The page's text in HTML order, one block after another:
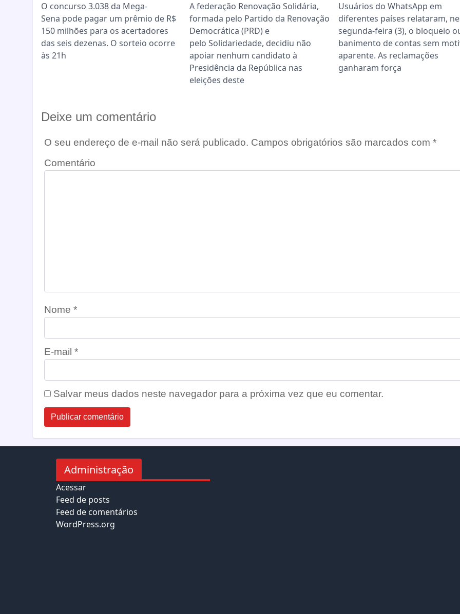
O concurso 3.038 da Mega-
Sena pode pagar um prêmio de R$
150 milhões para os acertadores
das seis dezenas. O sorteio ocorre
às 21h
A federação Renovação Solidária,
formada pelo Partido da Renovação
Democrática (PRD) e
pelo Solidariedade, decidiu não
apoiar nenhum candidato à
Presidência da República nas
eleições deste
Usuários do WhatsApp em
diferentes países relataram,
segunda-feira (3), o bloqueio
banimento de contas sem
aparente. As reclamações
ganharam força
Deixe um comentário
O seu endereço de e-mail não será publicado. Campos obrigatórios são marcados com *
Comentário
Nome *
E-mail *
Salvar meus dados neste navegador para a próxima vez que eu comentar.
Administração
Acessar
Feed de posts
Feed de comentários
WordPress.org